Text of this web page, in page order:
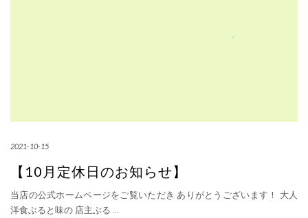
2021-10-15
【10月定休日のお知らせ】
当店の公式ホームページをご覧いただき ありがとうございます！ 大人
洋食ぶると味の 店主ぶる …